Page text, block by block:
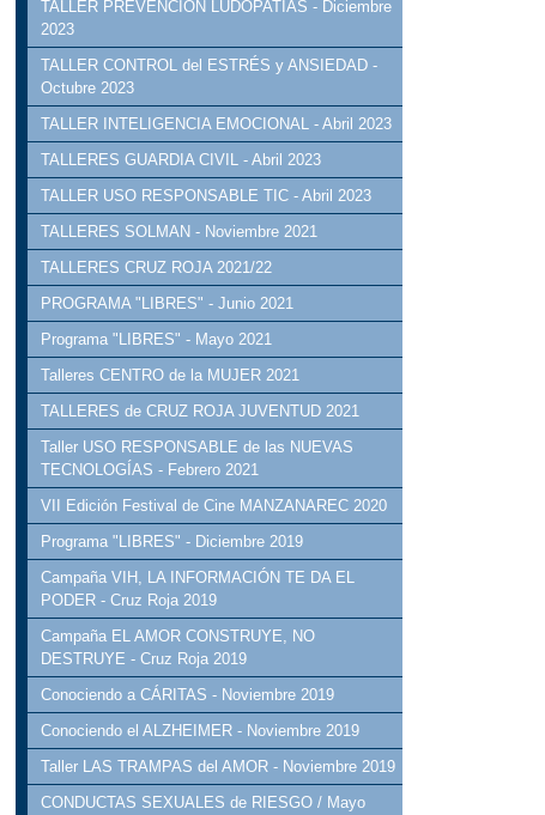
TALLER PREVENCIÓN LUDOPATÍAS - Diciembre
2023
TALLER CONTROL del ESTRÉS y ANSIEDAD -
Octubre 2023
TALLER INTELIGENCIA EMOCIONAL - Abril 2023
TALLERES GUARDIA CIVIL - Abril 2023
TALLER USO RESPONSABLE TIC - Abril 2023
TALLERES SOLMAN - Noviembre 2021
TALLERES CRUZ ROJA 2021/22
PROGRAMA "LIBRES" - Junio 2021
Programa "LIBRES" - Mayo 2021
Talleres CENTRO de la MUJER 2021
TALLERES de CRUZ ROJA JUVENTUD 2021
Taller USO RESPONSABLE de las NUEVAS
TECNOLOGÍAS - Febrero 2021
VII Edición Festival de Cine MANZANAREC 2020
Programa "LIBRES" - Diciembre 2019
Campaña VIH, LA INFORMACIÓN TE DA EL
PODER - Cruz Roja 2019
Campaña EL AMOR CONSTRUYE, NO
DESTRUYE - Cruz Roja 2019
Conociendo a CÁRITAS - Noviembre 2019
Conociendo el ALZHEIMER - Noviembre 2019
Taller LAS TRAMPAS del AMOR - Noviembre 2019
CONDUCTAS SEXUALES de RIESGO / Mayo